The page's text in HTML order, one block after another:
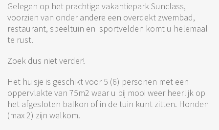
Gelegen op het prachtige vakantiepark Sunclass,
voorzien van onder andere een overdekt zwembad,
restaurant, speeltuin en sportvelden komt u helemaal
te rust.
Zoek dus niet verder!
Het huisje is geschikt voor 5 (6) personen met een
oppervlakte van 75m2 waar u bij mooi weer heerlijk op
het afgesloten balkon of in de tuin kunt zitten. Honden
(max 2) zijn welkom.